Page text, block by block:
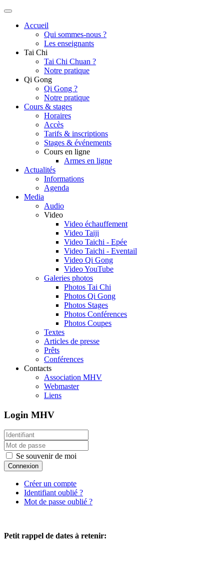
Accueil
Qui sommes-nous ?
Les enseignants
Tai Chi
Tai Chi Chuan ?
Notre pratique
Qi Gong
Qi Gong ?
Notre pratique
Cours & stages
Horaires
Accès
Tarifs & inscriptions
Stages & événements
Cours en ligne
Armes en ligne
Actualités
Informations
Agenda
Media
Audio
Video
Video échauffement
Video Taiji
Video Taichi - Epée
Video Taichi - Eventail
Video Qi Gong
Video YouTube
Galeries photos
Photos Tai Chi
Photos Qi Gong
Photos Stages
Photos Conférences
Photos Coupes
Textes
Articles de presse
Prêts
Conférences
Contacts
Association MHV
Webmaster
Liens
Login MHV
Se souvenir de moi
Connexion
Créer un compte
Identifiant oublié ?
Mot de passe oublié ?
Petit rappel de dates à retenir: